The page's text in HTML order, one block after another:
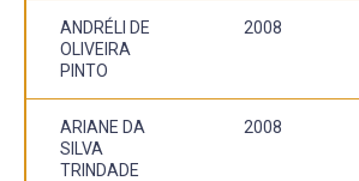
ANDRÉLI DE
OLIVEIRA
PINTO
2008
ARIANE DA
SILVA
TRINDADE
2008